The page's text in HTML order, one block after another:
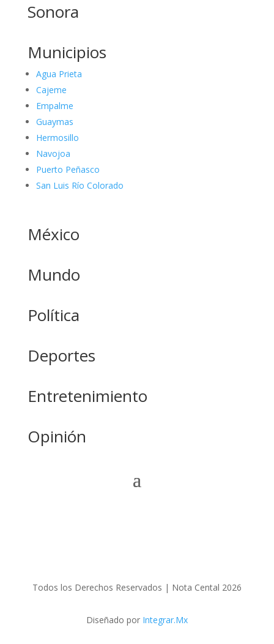
Sonora
Municipios
Agua Prieta
Cajeme
Empalme
Guaymas
Hermosillo
Navojoa
Puerto Peñasco
San Luis Río Colorado
México
Mundo
Política
Deportes
Entretenimiento
Opinión
Todos los Derechos Reservados | Nota Cental 2026
Diseñado por Integrar.Mx